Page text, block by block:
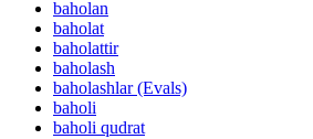
baholan
baholat
baholattir
baholash
baholashlar (Evals)
baholi
baholi qudrat